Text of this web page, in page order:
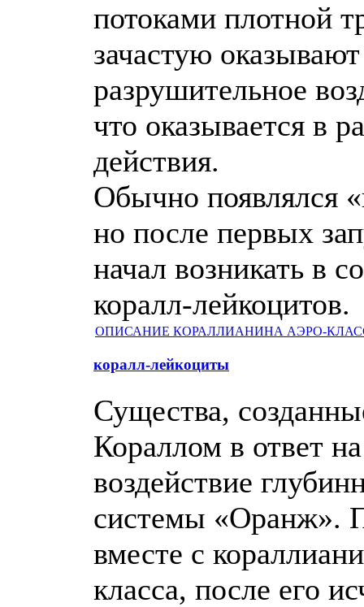
потоками плотной
зачастую оказывают
разрушительное
что оказывается в
действия.
Обычно появлялся
но после первых
начал возникать в
коралл-лейкоцитов.
ОПИСАНИЕ КОРАЛЛИАНИНА АЭРО-
коралл-лейкоциты
Существа,
Кораллом в ответ
воздействие
системы «Оранж».
вместе с
класса, после его